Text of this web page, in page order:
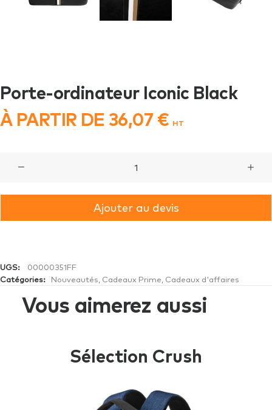
Porte-ordinateur Iconic Black
À PARTIR DE 36,07 € HT
Porte-
ordinateur
Ajouter au devis
UGS:
00000351FF
Catégories:
Nouveautés Cadeaux Prime Cadeaux d'affaires
Vous aimerez aussi
Sélection Crush